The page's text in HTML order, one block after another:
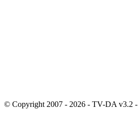
© Copyright 2007 - 2026 - TV-DA v3.2 -